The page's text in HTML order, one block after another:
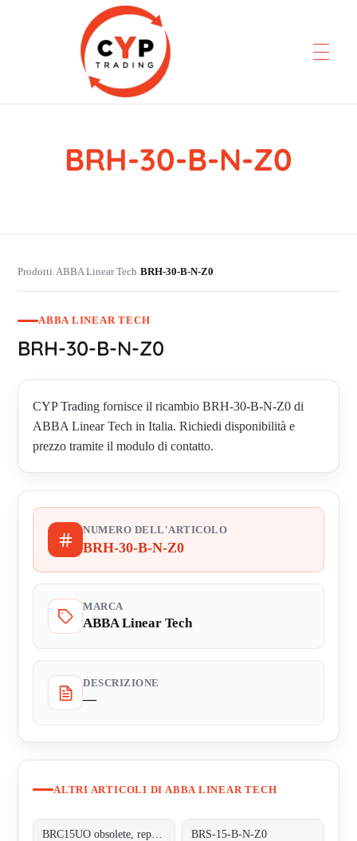
CYP Trading
Professionelle Ersatzteilbeschaffung
BRH-30-B-N-Z0
Prodotti›ABBA Linear Tech›BRH-30-B-N-Z0
ABBA LINEAR TECH
BRH-30-B-N-Z0
CYP Trading fornisce il ricambio BRH-30-B-N-Z0 di
ABBA Linear Tech in Italia. Richiedi disponibilità e
prezzo tramite il modulo di contatto.
NUMERO DELL'ARTICOLO
BRH-30-B-N-Z0
MARCA
ABBA Linear Tech
DESCRIZIONE
—
ALTRI ARTICOLI DI ABBA LINEAR TECH
BRS-15-B-N-Z0